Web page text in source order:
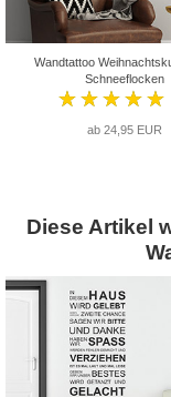
Wandtattoo
Schneeflocken
★★★★★
ab 24,95 EUR
Diese Artikel